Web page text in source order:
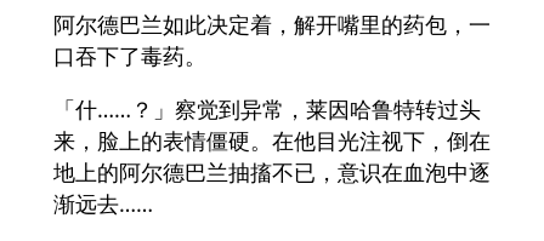
阿尔德巴兰如此决定着，解开嘴里的药包，一
口吞下了毒药。
「什……？」察觉到异常，莱因哈鲁特转过头
来，脸上的表情僵硬。在他目光注视下，倒在
地上的阿尔德巴兰抽搐不已，意识在血泡中逐
渐远去……